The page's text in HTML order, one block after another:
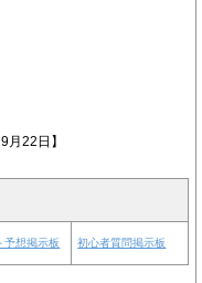
9月22日】
予想掲示板 初心者質問掲示板